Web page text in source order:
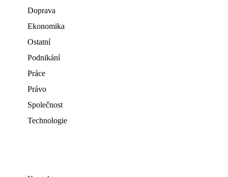
Doprava
Ekonomika
Ostatní
Podnikání
Práce
Právo
Společnost
Technologie